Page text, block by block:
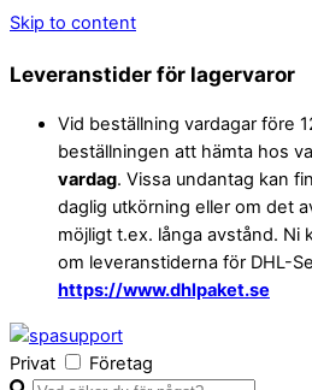
Skip to content
Leveranstider för lagervaror
Vid beställning vardagar före
beställningen att hämta hos
vardag. Vissa undantag kan
daglig utkörning eller om det
möjligt t.ex. långa avstånd. Ni
om leveranstiderna för DHL-
https://www.dhlpaket.se
Privat Företag